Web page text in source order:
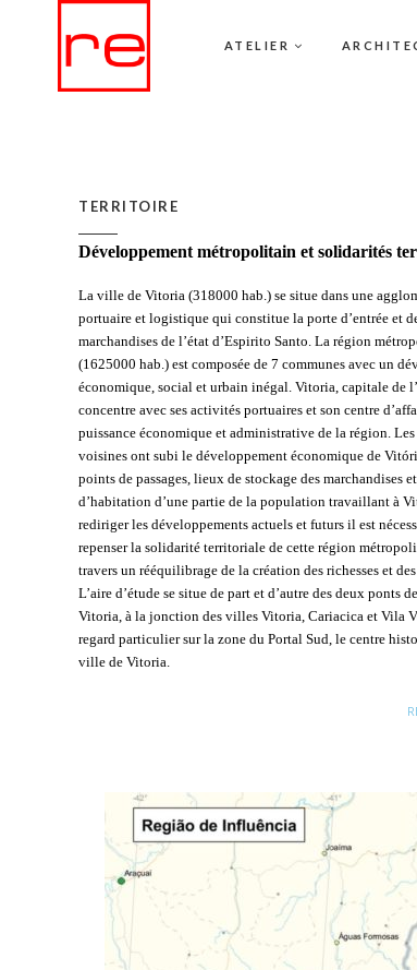
ATELIER
TERRITOIRE
Développement métropolitain et solidarités
La ville de Vitoria (318000 hab.) se situe dans une
portuaire et logistique qui constitue la porte d’entrée et
marchandises de l’état d’Espirito Santo. La région
(1625000 hab.) est composée de 7 communes avec un
économique, social et urbain inégal. Vitoria, capitale de
concentre avec ses activités portuaires et son centre
puissance économique et administrative de la région.
voisines ont subi le développement économique de
points de passages, lieux de stockage des marchandises
d’habitation d’une partie de la population travaillant à
rediriger les développements actuels et futurs il est
repenser la solidarité territoriale de cette région
travers un rééquilibrage de la création des richesses et
L’aire d’étude se situe de part et d’autre des deux ponts
Vitoria, à la jonction des villes Vitoria, Cariacica et Vila
regard particulier sur la zone du Portal Sud, le centre
ville de Vitoria.